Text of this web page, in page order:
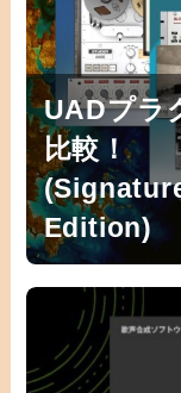
UADプラ
比較！
Edition)